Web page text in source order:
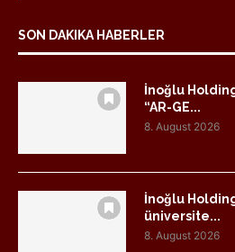
SON DAKIKA HABERLER
İnoğlu
“AR-GE...
8. August 2026
İnoğlu
üniversite...
8. August 2026